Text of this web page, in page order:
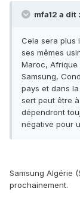
mfa12 a dit :
Cela sera plus
ses mêmes
Maroc, Afrique
Samsung,
pays et dans
sert peut être
dépendront
négative pour
Samsung Algérie
prochainement.